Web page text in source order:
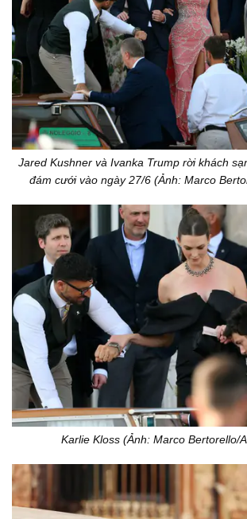
Jared Kushner và Ivanka Trump rời khách
đám cưới vào ngày 27/6 (Ảnh: Marco
Karlie Kloss (Ảnh: Marco Bertorello/